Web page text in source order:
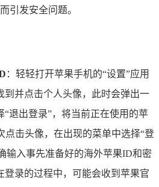
引发安全问题。
：轻轻打开苹果手机的“设置”应用
到并点击个人头像，此时会弹出一
“退出登录”，将当前正在使用的苹
点击头像，在出现的菜单中选择“登
输入事先准备好的海外苹果ID和密
登录的过程中，可能会收到苹果官